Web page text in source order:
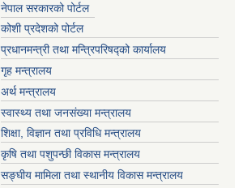
नेपाल सरकारको पोर्टल
कोशी प्रदेशको पोर्टल
प्रधानमन्‍त्री तथा मन्‍त्रिपरिषद्को कार्यालय
गृह मन्‍त्रालय
अर्थ मन्त्रालय
स्वास्थ्य तथा जनसंख्या मन्त्रालय
शिक्षा, विज्ञान तथा प्रविधि मन्त्रालय
कृषि तथा पशुपन्छी विकास मन्त्रालय
सङ्घीय मामिला तथा स्थानीय विकास मन्त्रालय